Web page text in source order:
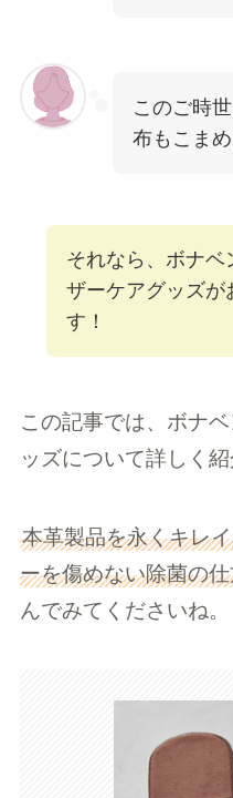
このご時
布もこま
それなら、ボナベ
ザーケアグッズが
す！
この記事では、ボナ
ッズについて詳しく紹
本革製品を永くキレ
ーを傷めない除菌の
んでみてくださいね。